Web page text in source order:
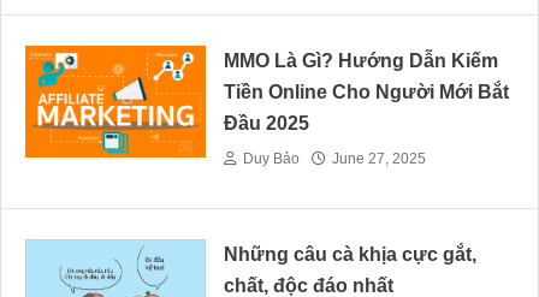
MMO Là Gì? Hướng Dẫn Kiếm
Tiền Online Cho Người Mới Bắt
Đầu 2025
Duy Bảo June 27, 2025
Những câu cà khịa cực gắt,
chất, độc đáo nhất